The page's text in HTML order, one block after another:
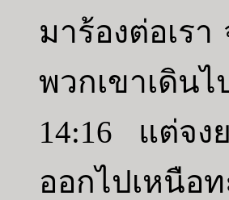
มาร้องต่อเร
พวกเขาเดิน
14:16 แต่จง
ออกไปเหนือ